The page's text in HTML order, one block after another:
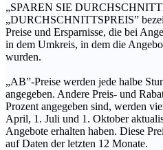
„SPAREN SIE
„DURCHSCHNITTSPREIS”
Preise und Ersparnisse, die bei
in dem Umkreis, in dem die
wurden.
„AB”-Preise werden jede halbe
angegeben. Andere Preis- und
Prozent angegeben sind, werden
April, 1. Juli und 1. Oktober
Angebote erhalten haben. Diese
auf Daten der letzten 12 Monate.